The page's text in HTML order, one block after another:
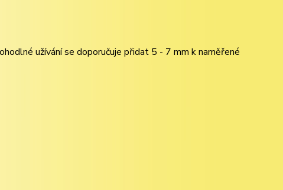
užívání se doporučuje přidat 5 - 7 mm k naměřené